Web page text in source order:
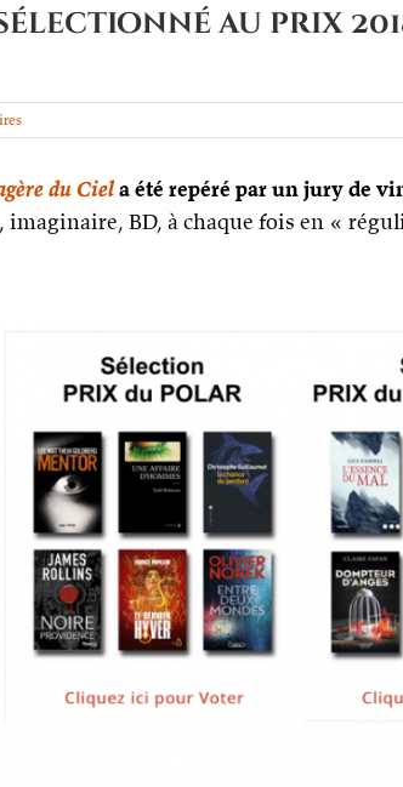
au prix
du Ciela été repéré par un jury de
BD, à chaque fois en «